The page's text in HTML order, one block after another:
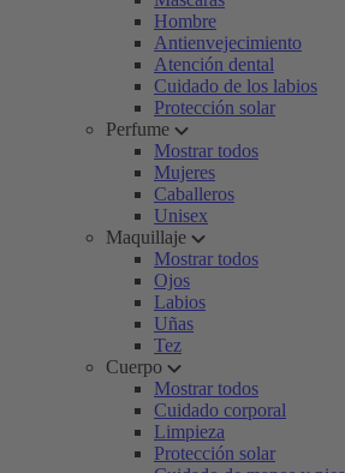
Hombre
Antienvejecimiento
Atención dental
Cuidado de los labios
Protección solar
Perfume
Mostrar todos
Mujeres
Caballeros
Unisex
Maquillaje
Mostrar todos
Ojos
Labios
Uñas
Tez
Cuerpo
Mostrar todos
Cuidado corporal
Limpieza
Protección solar